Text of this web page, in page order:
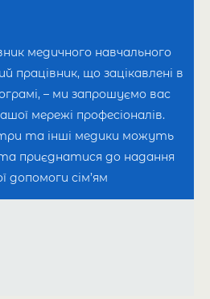
медичного навчального
працівник, що зацікавлені в
– ми запрошуємо вас
мережі професіоналів.
та інші медики можуть
приєднатися до надання
допомоги сім’ям